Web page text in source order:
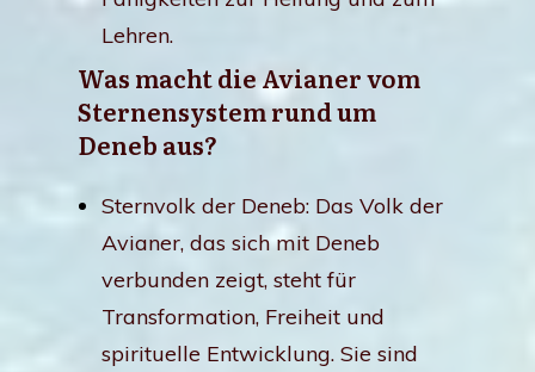
Lehren.
Was macht die Avianer vom
Sternensystem rund um
Deneb aus?
Sternvolk der Deneb: Das Volk der
Avianer, das sich mit Deneb
verbunden zeigt, steht für
Transformation, Freiheit und
spirituelle Entwicklung. Sie sind